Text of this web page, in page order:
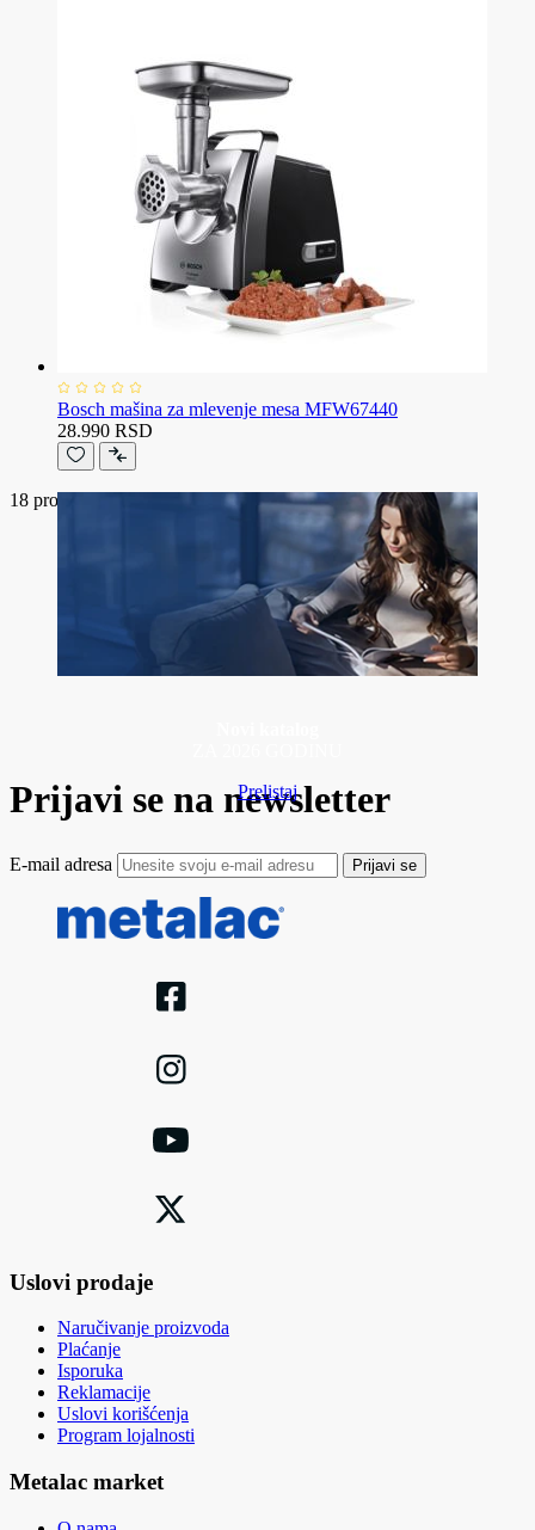
Bosch mašina za mlevenje mesa MFW67440
28.990 RSD
18 proizvoda
Prelistaj
Prijavi se na newsletter
E-mail adresa Prijavi se
Uslovi prodaje
Naručivanje proizvoda
Plaćanje
Isporuka
Reklamacije
Uslovi korišćenja
Program lojalnosti
Metalac market